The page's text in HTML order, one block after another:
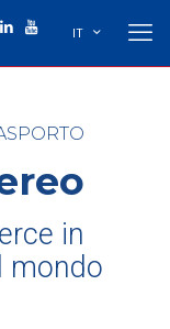
IT
in
mondo